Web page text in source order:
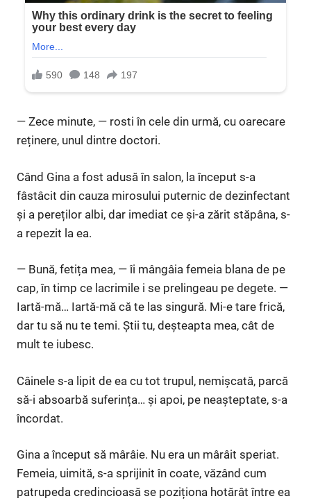
— Zece minute, — rosti în cele din urmă, cu oarecare
reținere, unul dintre doctori.
Când Gina a fost adusă în salon, la început s-a
fâstâcit din cauza mirosului puternic de dezinfectant
și a pereților albi, dar imediat ce și-a zărit stăpâna, s-
a repezit la ea.
— Bună, fetița mea, — îi mângâia femeia blana de pe
cap, în timp ce lacrimile i se prelingeau pe degete. —
Iartă-mă… Iartă-mă că te las singură. Mi-e tare frică,
dar tu să nu te temi. Știi tu, deșteapta mea, cât de
mult te iubesc.
Câinele s-a lipit de ea cu tot trupul, nemișcată, parcă
să-i absoarbă suferința… și apoi, pe neașteptate, s-a
încordat.
Gina a început să mârâie. Nu era un mârâit speriat.
Femeia, uimită, s-a sprijinit în coate, văzând cum
patrupeda credincioasă se poziționa hotărât între ea